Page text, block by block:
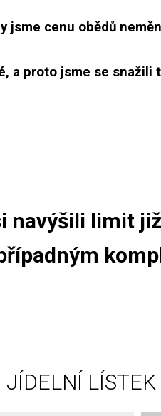
cenu obědů
a proto jsme se
navýšili limit
JÍDELNÍ LÍSTEK